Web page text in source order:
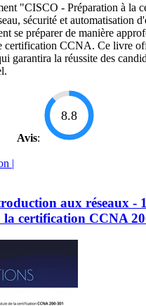
"CISCO - Préparation à la
sécurité et automatisation
se préparer de manière
certification CCNA. Ce livre
garantira la réussite des
Avis:
8.8
|
aux réseaux -
certification CCNA